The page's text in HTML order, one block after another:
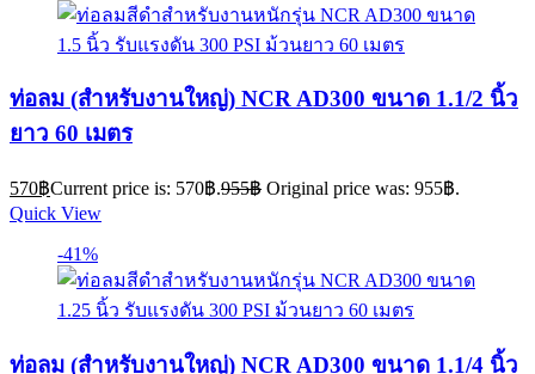
ท่อลม (สำหรับงานใหญ่) NCR AD300 ขนาด 1.1/2 นิ้ว
ยาว 60 เมตร
570฿Current price is: 570฿.955฿ Original price was: 955฿.
Quick View
-41%
ท่อลม (สำหรับงานใหญ่) NCR AD300 ขนาด 1.1/4 นิ้ว